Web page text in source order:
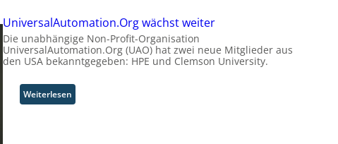
UniversalAutomation.Org wächst weiter
Die unabhängige Non-Profit-Organisation
UniversalAutomation.Org (UAO) hat zwei neue Mitglieder aus
den USA bekanntgegeben: HPE und Clemson University.
Weiterlesen:
U